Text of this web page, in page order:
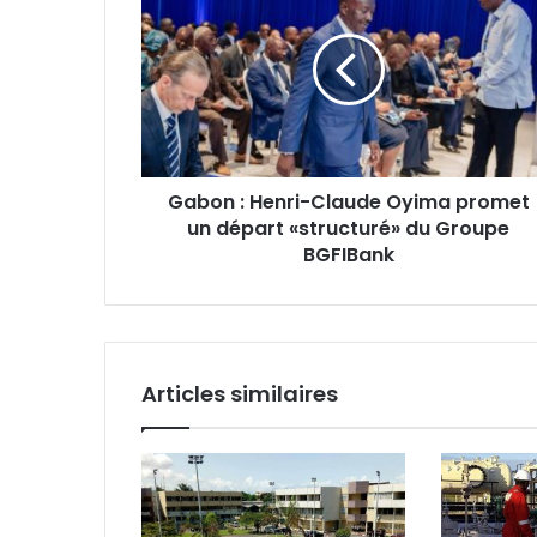
Henri-
Claude
Oyima
promet
un
départ
«structuré»
Groupe
Gabon : Henri-Claude Oyima promet
un départ «structuré» du Groupe
BGFIBank
Articles similaires